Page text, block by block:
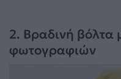
2. Βραδινή βόλτα
φωτογραφιών